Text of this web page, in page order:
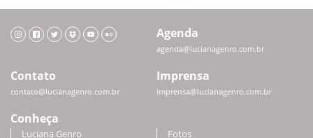
Agenda
agenda@lucianagenro.com.br
Contato
contato@lucianagenro.com.br
Imprensa
imprensa@lucianagenro.com.br
Conheça
Luciana Genro Fotos